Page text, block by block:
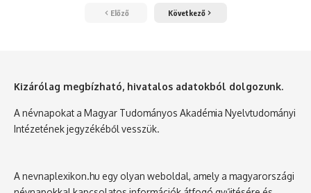
Előző Következő
Kizárólag megbízható, hivatalos adatokból dolgozunk.
A névnapokat a Magyar Tudományos Akadémia Nyelvtudományi
Intézetének jegyzékéből vesszük.
A nevnaplexikon.hu egy olyan weboldal, amely a magyarországi